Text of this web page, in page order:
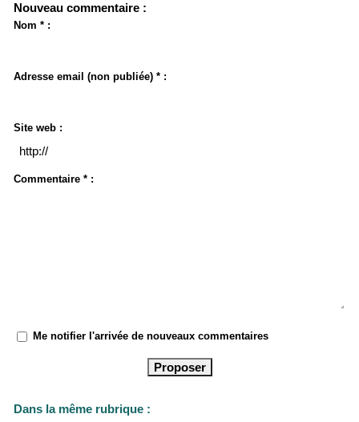
Nouveau commentaire :
Nom * :
Adresse email (non publiée) * :
Site web :
Commentaire * :
Me notifier l'arrivée de nouveaux commentaires
Dans la même rubrique :